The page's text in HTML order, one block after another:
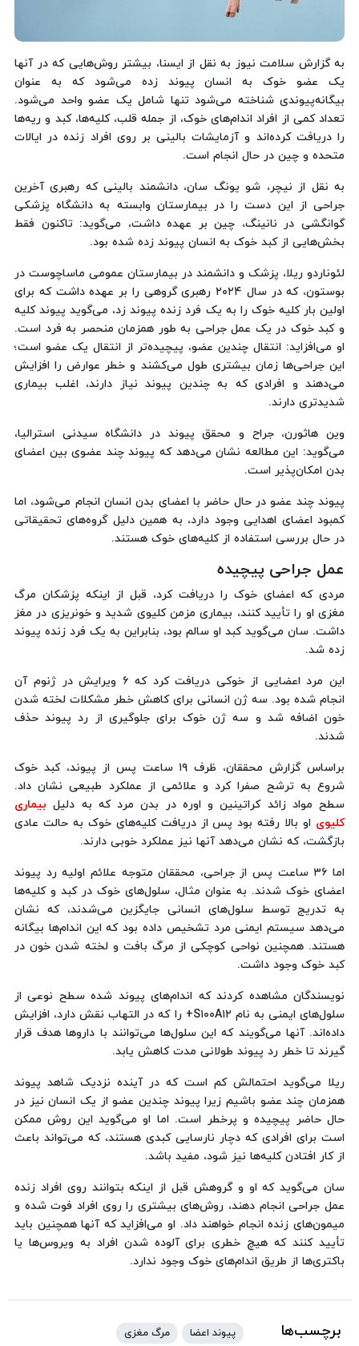
به گزارش سلامت نیوز به نقل از ایسنا، بیشتر روش‌هایی که در آنها
یک عضو خوک به انسان پیوند زده می‌شود که به عنوان
بیگانه‌پیوندی شناخته می‌شود تنها شامل یک عضو واحد می‌شود.
تعداد کمی از افراد اندام‌های خوک، از جمله قلب، کلیه‌ها، کبد و ریه‌ها
را دریافت کرده‌اند و آزمایشات بالینی بر روی افراد زنده در ایالات
متحده و چین در حال انجام است.
به نقل از نیچر، شو یونگ سان، دانشمند بالینی که رهبری آخرین
جراحی از این دست را در بیمارستان وابسته به دانشگاه پزشکی
گوانگشی در نانینگ، چین بر عهده داشت، می‌گوید: تاکنون فقط
بخش‌هایی از کبد خوک به انسان پیوند زده شده بود.
لئوناردو ریلا، پزشک و دانشمند در بیمارستان عمومی ماساچوست در
بوستون، که در سال ۲۰۲۴ رهبری گروهی را بر عهده داشت که برای
اولین بار کلیه خوک را به یک فرد زنده پیوند زد، می‌گوید پیوند کلیه
و کبد خوک در یک عمل جراحی به طور همزمان منحصر به فرد است.
او می‌افزاید: انتقال چندین عضو، پیچیده‌تر از انتقال یک عضو است؛
این جراحی‌ها زمان بیشتری طول می‌کشند و خطر عوارض را افزایش
می‌دهند و افرادی که به چندین پیوند نیاز دارند، اغلب بیماری
شدیدتری دارند.
وین هاثورن، جراح و محقق پیوند در دانشگاه سیدنی استرالیا،
می‌گوید: این مطالعه نشان می‌دهد که پیوند چند عضوی بین اعضای
بدن امکان‌پذیر است.
پیوند چند عضو در حال حاضر با اعضای بدن انسان انجام می‌شود، اما
کمبود اعضای اهدایی وجود دارد، به همین دلیل گروه‌های تحقیقاتی
در حال بررسی استفاده از کلیه‌های خوک هستند.
عمل جراحی پیچیده
مردی که اعضای خوک را دریافت کرد، قبل از اینکه پزشکان مرگ
مغزی او را تأیید کنند، بیماری مزمن کلیوی شدید و خونریزی در مغز
داشت. سان می‌گوید کبد او سالم بود، بنابراین به یک فرد زنده پیوند
زده شد.
این مرد اعضایی از خوکی دریافت کرد که ۶ ویرایش در ژنوم آن
انجام شده بود. سه ژن انسانی برای کاهش خطر مشکلات لخته شدن
خون اضافه شد و سه ژن خوک برای جلوگیری از رد پیوند حذف
شدند.
براساس گزارش محققان، ظرف ۱۹ ساعت پس از پیوند، کبد خوک
شروع به ترشح صفرا کرد و علائمی از عملکرد طبیعی نشان داد.
سطح مواد زائد کراتینین و اوره در بدن مرد که به دلیل بیماری
کلیوی او بالا رفته بود پس از دریافت کلیه‌های خوک به حالت عادی
بازگشت، که نشان می‌دهد آنها نیز عملکرد خوبی دارند.
اما ۳۶ ساعت پس از جراحی، محققان متوجه علائم اولیه رد پیوند
اعضای خوک شدند. به عنوان مثال، سلول‌های خوک در کبد و کلیه‌ها
به تدریج توسط سلول‌های انسانی جایگزین می‌شدند، که نشان
می‌دهد سیستم ایمنی مرد تشخیص داده بود که این اندام‌ها بیگانه
هستند. همچنین نواحی کوچکی از مرگ بافت و لخته شدن خون در
کبد خوک وجود داشت.
نویسندگان مشاهده کردند که اندام‌های پیوند شده سطح نوعی از
سلول‌های ایمنی به نام S۱۰۰A۱۲+ را که در التهاب نقش دارد، افزایش
داده‌اند. آنها می‌گویند که این سلول‌ها می‌توانند با داروها هدف قرار
گیرند تا خطر رد پیوند طولانی مدت کاهش یابد.
ریلا می‌گوید احتمالش کم است که در آینده نزدیک شاهد پیوند
همزمان چند عضو باشیم زیرا پیوند چندین عضو از یک انسان نیز در
حال حاضر پیچیده و پرخطر است. اما او می‌گوید این روش ممکن
است برای افرادی که دچار نارسایی کبدی هستند، که می‌تواند باعث
از کار افتادن کلیه‌ها نیز شود، مفید باشد.
سان می‌گوید که او و گروهش قبل از اینکه بتوانند روی افراد زنده
عمل جراحی انجام دهند، روش‌های بیشتری را روی افراد فوت شده و
میمون‌های زنده انجام خواهند داد. او می‌افزاید که آنها همچنین باید
تأیید کنند که هیچ خطری برای آلوده شدن افراد به ویروس‌ها یا
باکتری‌ها از طریق اندام‌های خوک وجود ندارد.
برچسب‌ها پیوند اعضا مرگ مغزی